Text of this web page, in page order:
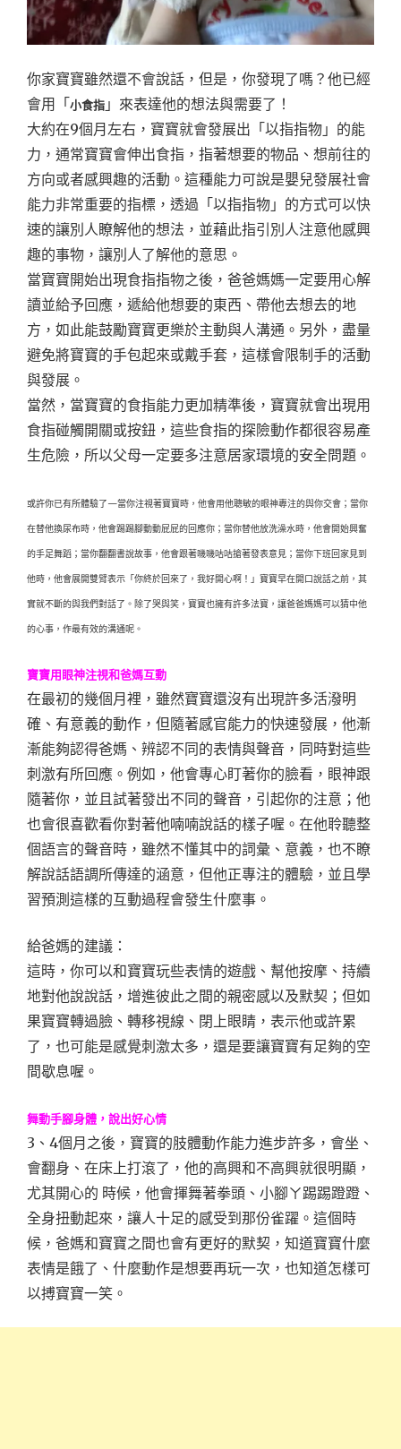
你家寶寶雖然還不會說話，但是，你發現了嗎？他已經
會用「 小食指 」來表達他的想法與需要了！
大約在9個月左右，寶寶就會發展出「以指指物」的能
力，通常寶寶會伸出食指，指著想要的物品、想前往的
方向或者感興趣的活動。這種能力可說是嬰兒發展社會
能力非常重要的指標，透過「以指指物」的方式可以快
速的讓別人瞭解他的想法，並藉此指引別人注意他感興
趣的事物，讓別人了解他的意思。
當寶寶開始出現食指指物之後，爸爸媽媽一定要用心解
讀並給予回應，遞給他想要的東西、帶他去想去的地
方，如此能鼓勵寶寶更樂於主動與人溝通。另外，盡量
避免將寶寶的手包起來或戴手套，這樣會限制手的活動
與發展。
當然，當寶寶的食指能力更加精準後，寶寶就會出現用
食指碰觸開關或按鈕，這些食指的探險動作都很容易產
生危險，所以父母一定要多注意居家環境的安全問題。
或許你已有所體驗了—當你注視著寶寶時，他會用他聰敏的眼神專注的與你交會；當你
在替他換尿布時，他會踢踢腳動動屁屁的回應你；當你替他放洗澡水時，他會開始興奮
的手足舞蹈；當你翻翻書說故事，他會跟著嘰嘰咕咕搶著發表意見；當你下班回家見到
他時，他會展開雙臂表示「你終於回來了，我好開心啊！」寶寶早在開口說話之前，其
實就不斷的與我們對話了。除了哭與笑，寶寶也擁有許多法寶，讓爸爸媽媽可以猜中他
的心事，作最有效的溝通呢。
寶寶用眼神注視和爸媽互動
在最初的幾個月裡，雖然寶寶還沒有出現許多活潑明
確、有意義的動作，但隨著感官能力的快速發展，他漸
漸能夠認得爸媽、辨認不同的表情與聲音，同時對這些
刺激有所回應。例如，他會專心盯著你的臉看，眼神跟
隨著你，並且試著發出不同的聲音，引起你的注意；他
也會很喜歡看你對著他喃喃說話的樣子喔。在他聆聽整
個語言的聲音時，雖然不懂其中的詞彙、意義，也不瞭
解說話語調所傳達的涵意，但他正專注的體驗，並且學
習預測這樣的互動過程會發生什麼事。
給爸媽的建議：
這時，你可以和寶寶玩些表情的遊戲、幫他按摩、持續
地對他說說話，增進彼此之間的親密感以及默契；但如
果寶寶轉過臉、轉移視線、閉上眼睛，表示他或許累
了，也可能是感覺刺激太多，還是要讓寶寶有足夠的空
間歇息喔。
舞動手腳身體，說出好心情
3、4個月之後，寶寶的肢體動作能力進步許多，會坐、
會翻身、在床上打滾了，他的高興和不高興就很明顯，
尤其開心的 時候，他會揮舞著拳頭、小腳ㄚ踢踢蹬蹬、
全身扭動起來，讓人十足的感受到那份雀躍。這個時
候，爸媽和寶寶之間也會有更好的默契，知道寶寶什麼
表情是餓了、什麼動作是想要再玩一次，也知道怎樣可
以搏寶寶一笑。